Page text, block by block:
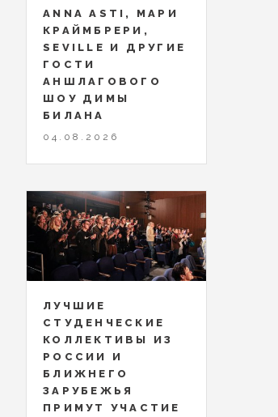
ANNA ASTI, МАРИ
КРАЙМБРЕРИ,
SEVILLE И ДРУГИЕ
ГОСТИ
АНШЛАГОВОГО
ШОУ ДИМЫ
БИЛАНА
04.08.2026
ЛУЧШИЕ
СТУДЕНЧЕСКИЕ
КОЛЛЕКТИВЫ ИЗ
РОССИИ И
БЛИЖНЕГО
ЗАРУБЕЖЬЯ
ПРИМУТ УЧАСТИЕ